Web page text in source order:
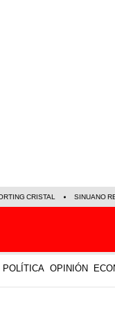
POLÍTICA OPINIÓN